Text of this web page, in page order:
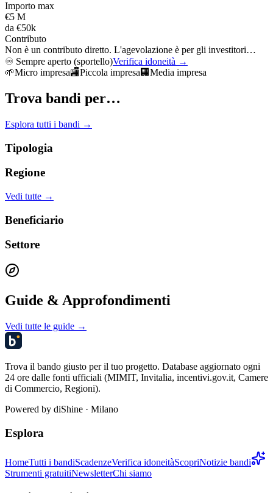
Importo max
€5 M
da €50k
Contributo
Non è un contributo diretto. L'agevolazione è per gli investitori…
♾️ Sempre aperto (sportello)Verifica idoneità →
🌱Micro impresa🏬Piccola impresa 🏢 Media impresa
Trova bandi per…
Esplora tutti i bandi →
Tipologia
Regione
Vedi tutte →
Beneficiario
Settore
Guide & Approfondimenti
Vedi tutte le guide →
Trova il bando giusto per il tuo progetto. Database aggiornato ogni
24 ore dalle fonti ufficiali (MIMIT, Invitalia, incentivi.gov.it, Camere
di Commercio, Regioni).
Powered by diShine · Milano
Esplora
HomeTutti i bandiScadenzeVerifica idoneitàScopriNotizie bandi
Strumenti gratuitiNewsletterChi siamo